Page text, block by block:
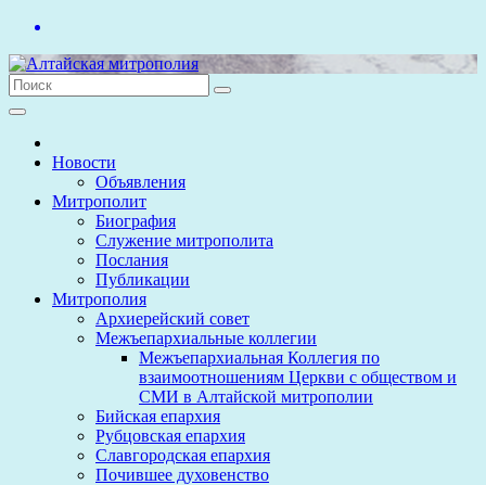
Перейти
содержимому
Новости
Объявления
Митрополит
Биография
Служение митрополита
Послания
Публикации
Митрополия
Архиерейский совет
Межъепархиальные коллегии
Межъепархиальная Коллегия по
взаимоотношениям Церкви с обществом и
СМИ в Алтайской митрополии
Бийская епархия
Рубцовская епархия
Славгородская епархия
Почившее духовенство